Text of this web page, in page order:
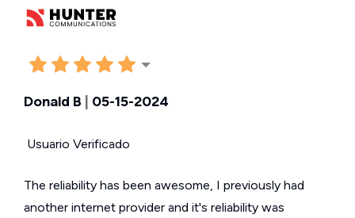
Donald B 05-15-2024
Usuario Verificado
The reliability has been awesome, I previously had
another internet provider and it's reliability was